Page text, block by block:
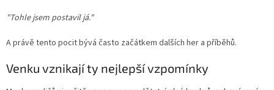
"Tohle jsem postavil já."
A právě tento pocit bývá často začátkem dalších her a příběhů.
Venku vznikají ty nejlepší vzpomínky